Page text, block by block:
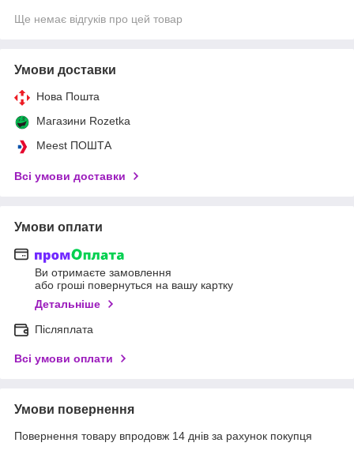
Ще немає відгуків про цей товар
Умови доставки
Нова Пошта
Магазини Rozetka
Meest ПОШТА
Всі умови доставки
Умови оплати
Ви отримаєте замовлення
або гроші повернуться на вашу картку
Детальніше
Післяплата
Всі умови оплати
Умови повернення
Повернення товару впродовж 14 днів за рахунок покупця